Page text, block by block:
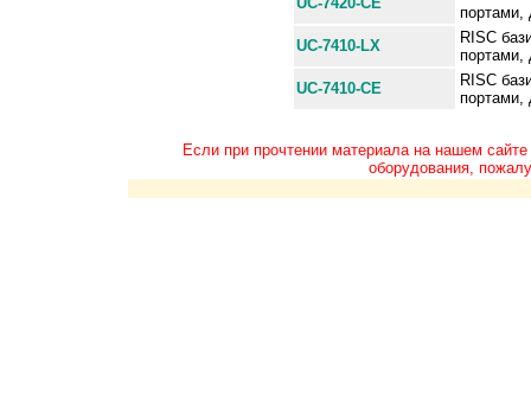
портами,
UC-7410-LX
RISC
портами,
UC-7410-CE
RISC
портами,
Если при прочтении материала на нашем
оборудования,